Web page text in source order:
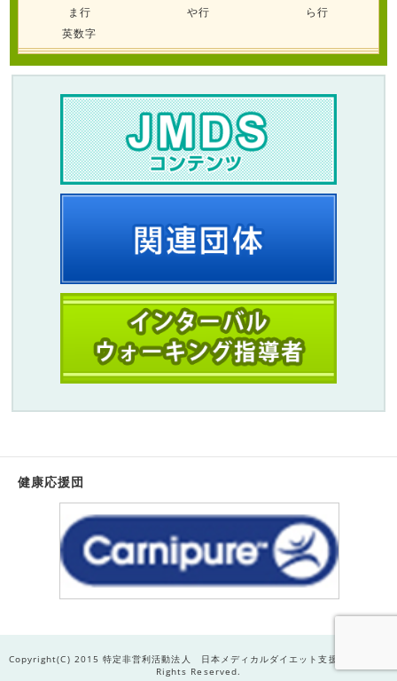
ま行
や行
ら行
英数字
健康応援団
Copyright(C) 2015 特定非営利活動法人 日本メディカルダイエット支援機構R . All
Rights Reserved.